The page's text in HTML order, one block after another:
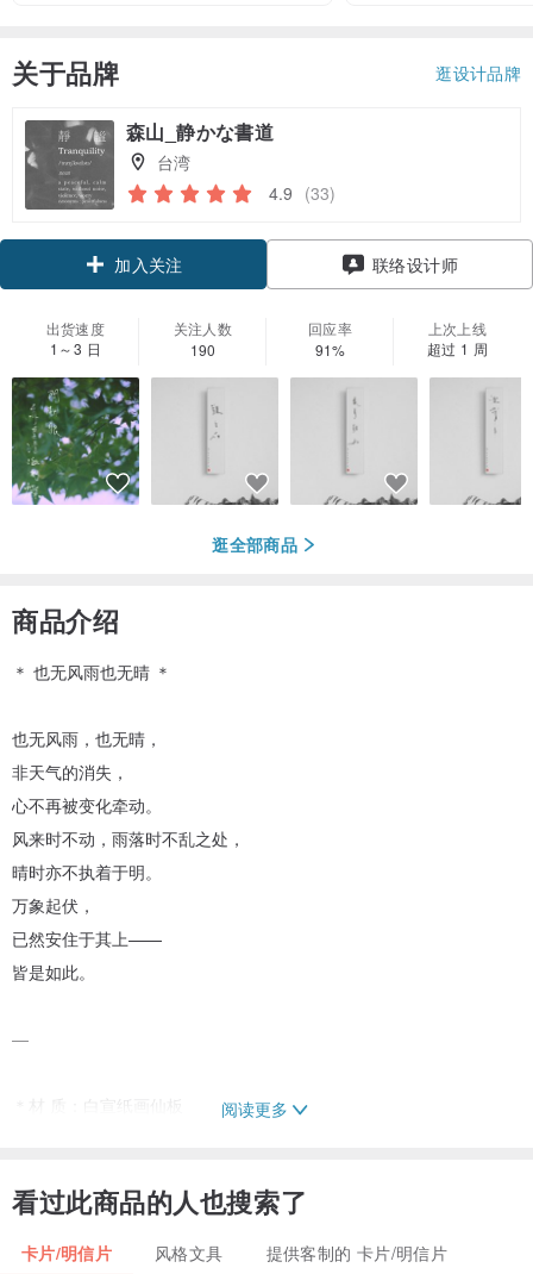
关于品牌 逛设计品牌
森山_静かな書道
台湾
4.9 (33)
加入关注 联络设计师
出货速度
1～3 日
关注人数
190
回应率
91%
上次上线
超过 1 周
逛全部商品
商品介绍
＊ 也无风雨也无晴 ＊
也无风雨，也无晴，
非天气的消失，
心不再被变化牵动。
风来时不动，雨落时不乱之处，
晴时亦不执着于明。
万象起伏，
已然安住于其上——
皆是如此。
—
＊材 质：白宣纸画仙板 阅读更多
看过此商品的人也搜索了
卡片/明信片 风格文具 提供客制的 卡片/明信片